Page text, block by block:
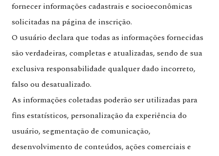
fornecer informações cadastrais e socioeconômicas
solicitadas na página de inscrição.
O usuário declara que todas as informações fornecidas
são verdadeiras, completas e atualizadas, sendo de sua
exclusiva responsabilidade qualquer dado incorreto,
falso ou desatualizado.
As informações coletadas poderão ser utilizadas para
fins estatísticos, personalização da experiência do
usuário, segmentação de comunicação,
desenvolvimento de conteúdos, ações comerciais e